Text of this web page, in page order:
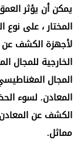
يمكن أن يؤثر
لأجهزة الكشف عن
الخارجية
المجال
المعادن. لسوء
الكشف عن
مماثل.